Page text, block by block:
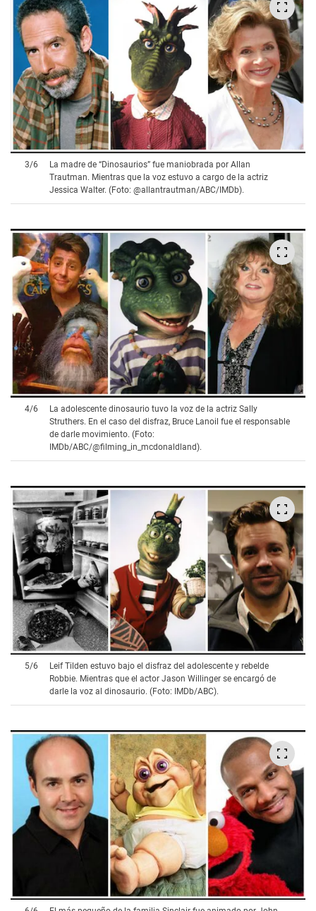
3/6
La madre de “Dinosaurios” fue maniobrada por Allan
Trautman. Mientras que la voz estuvo a cargo de la actriz
Jessica Walter. (Foto: @allantrautman/ABC/IMDb).
4/6
La adolescente dinosaurio tuvo la voz de la actriz Sally
Struthers. En el caso del disfraz, Bruce Lanoil fue el responsable
de darle movimiento. (Foto:
IMDb/ABC/@filming_in_mcdonaldland).
5/6
Leif Tilden estuvo bajo el disfraz del adolescente y rebelde
Robbie. Mientras que el actor Jason Willinger se encargó de
darle la voz al dinosaurio. (Foto: IMDb/ABC).